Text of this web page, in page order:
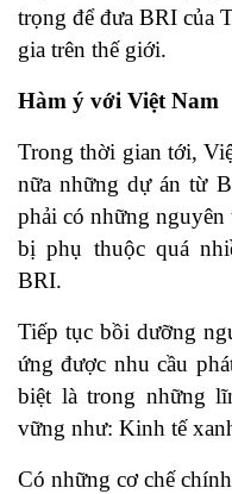
trọng để đưa BRI của
gia trên thế giới.
Hàm ý với Việt Nam
Trong thời gian tới,
nữa những dự án từ
phải có những nguyên
bị phụ thuộc quá
BRI.
Tiếp tục bồi dưỡng
ứng được nhu cầu
biệt là trong những
vững như: Kinh tế
Có những cơ chế